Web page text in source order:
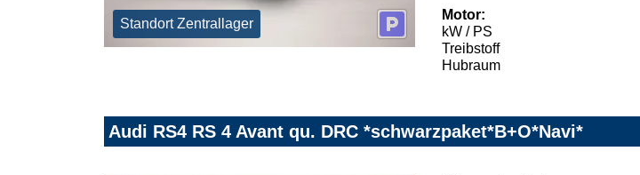
Standort Zentrallager
Motor:
kW / PS
Treibstoff
Hubraum
Audi RS4 RS 4 Avant qu. DRC *schwarzpaket*B+O*Navi*